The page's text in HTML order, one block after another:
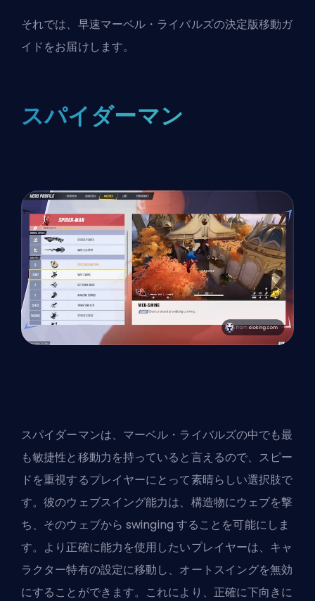
それでは、早速マーベル・ライバルズの決定版移動ガ
イドをお届けします。
スパイダーマン
スパイダーマンは、マーベル・ライバルズの中でも最
も敏捷性と移動力を持っていると言えるので、スピー
ドを重視するプレイヤーにとって素晴らしい選択肢で
す。彼のウェブスイング能力は、構造物にウェブを撃
ち、そのウェブから swinging することを可能にしま
す。より正確に能力を使用したいプレイヤーは、キャ
ラクター特有の設定に移動し、オートスイングを無効
にすることができます。これにより、正確に下向きに